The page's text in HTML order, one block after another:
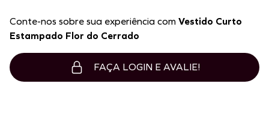
Conte-nos sobre sua experiência com Vestido Curto
Estampado Flor do Cerrado
FAÇA LOGIN E AVALIE!